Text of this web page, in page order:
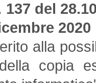
del
alla
copia